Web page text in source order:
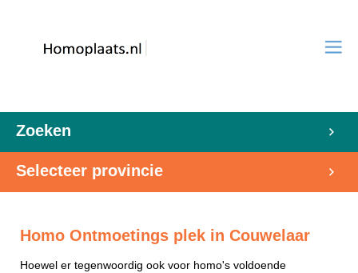
Zoeken
Selecteer provincie
Homo Ontmoetings plek in Couwelaar
Hoewel er tegenwoordig ook voor homo's voldoende